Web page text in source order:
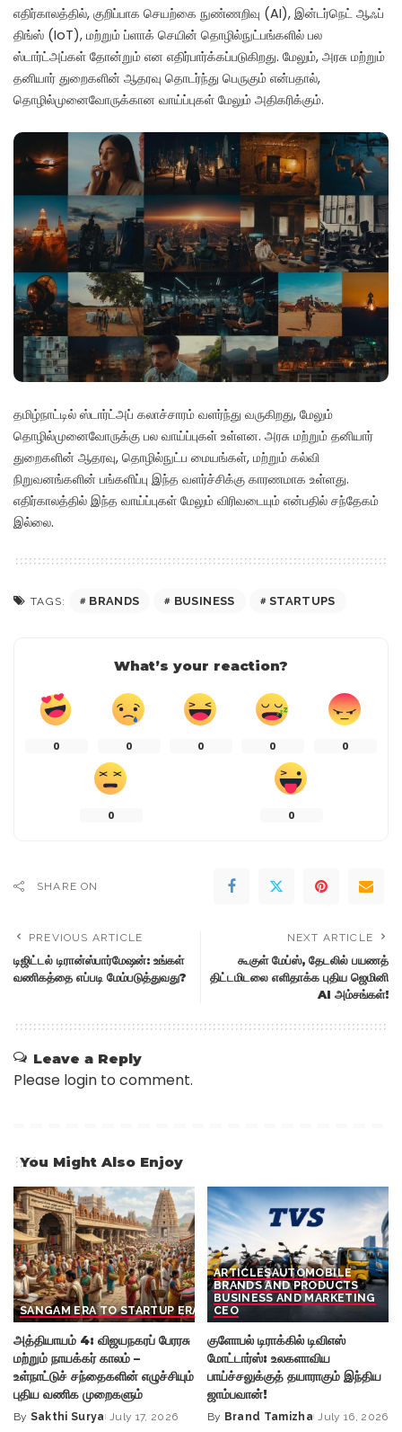
எதிர்காலத்தில், குறிப்பாக செயற்கை நுண்ணறிவு (AI), இன்டர்நெட் ஆஃப்
திங்ஸ் (IoT), மற்றும் ப்ளாக் செயின் தொழில்நுட்பங்களில் பல
ஸ்டார்ட்அப்கள் தோன்றும் என எதிர்பார்க்கப்படுகிறது. மேலும், அரசு மற்றும்
தனியார் துறைகளின் ஆதரவு தொடர்ந்து பெருகும் என்பதால்,
தொழில்முனைவோருக்கான வாய்ப்புகள் மேலும் அதிகரிக்கும்.
தமிழ்நாட்டில் ஸ்டார்ட்அப் கலாச்சாரம் வளர்ந்து வருகிறது, மேலும்
தொழில்முனைவோருக்கு பல வாய்ப்புகள் உள்ளன. அரசு மற்றும் தனியார்
துறைகளின் ஆதரவு, தொழில்நுட்ப மையங்கள், மற்றும் கல்வி
நிறுவனங்களின் பங்களிப்பு இந்த வளர்ச்சிக்கு காரணமாக உள்ளது.
எதிர்காலத்தில் இந்த வாய்ப்புகள் மேலும் விரிவடையும் என்பதில் சந்தேகம்
இல்லை.
TAGS: BRANDS BUSINESS STARTUPS
What’s your reaction?
0 0 0 0 0
0 0
SHARE ON
PREVIOUS ARTICLE
டிஜிட்டல் டிரான்ஸ்பார்மேஷன்: உங்கள்
வணிகத்தை எப்படி மேம்படுத்துவது?
NEXT ARTICLE
கூகுள் மேப்ஸ், தேடலில் பயணத்
திட்டமிடலை எளிதாக்க புதிய ஜெமினி
AI அம்சங்கள்!
Leave a Reply
Please login to comment.
You Might Also Enjoy
SANGAM ERA TO STARTUP ERA
அத்தியாயம் 4: விஜயநகரப் பேரரசு
மற்றும் நாயக்கர் காலம் –
உள்நாட்டுச் சந்தைகளின் எழுச்சியும்
புதிய வணிக முறைகளும்
Posted
By Sakthi Surya July 17, 2026
ARTICLESAUTOMOBILE
BRANDS AND PRODUCTS
BUSINESS AND MARKETING
CEO
குளோபல் டிராக்கில் டிவிஎஸ்
மோட்டார்ஸ்: உலகளாவிய
பாய்ச்சலுக்குத் தயாராகும் இந்திய
ஜாம்பவான்!
Posted
By Brand Tamizha July 16, 2026